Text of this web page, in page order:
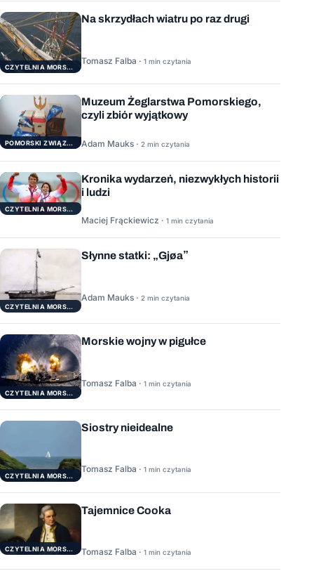
CZYTELNIA MORSKA
Na skrzydłach wiatru po raz drugi
Tomasz Falba · 1 min czytania
POMORSKI ZWIĄZEK ŻEGLARSKI
Muzeum Żeglarstwa Pomorskiego,
czyli zbiór wyjątkowy
Adam Mauks · 2 min czytania
CZYTELNIA MORSKA
Kronika wydarzeń, niezwykłych historii
i ludzi
Maciej Frąckiewicz · 1 min czytania
CZYTELNIA MORSKA
Słynne statki: „Gjøa”
Adam Mauks · 2 min czytania
CZYTELNIA MORSKA
Morskie wojny w pigułce
Tomasz Falba · 1 min czytania
CZYTELNIA MORSKA
Siostry nieidealne
Tomasz Falba · 1 min czytania
CZYTELNIA MORSKA
Tajemnice Cooka
Tomasz Falba · 1 min czytania